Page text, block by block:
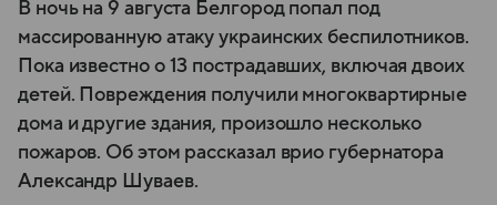
В ночь на 9 августа Белгород попал под
массированную атаку украинских беспилотников.
Пока известно о 13 пострадавших, включая двоих
детей. Повреждения получили многоквартирные
дома и другие здания, произошло несколько
пожаров. Об этом рассказал врио губернатора
Александр Шуваев.